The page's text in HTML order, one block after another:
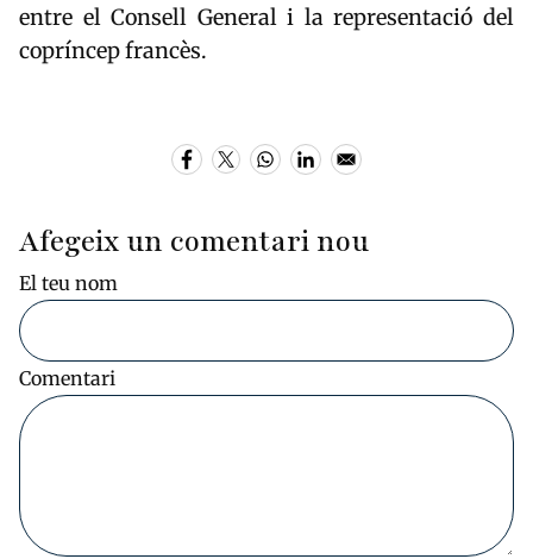
entre el Consell General i la representació del
copríncep francès.
Afegeix un comentari nou
El teu nom
Comentari